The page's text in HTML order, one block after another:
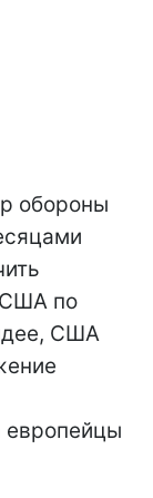
обороны
США по
США
европейцы